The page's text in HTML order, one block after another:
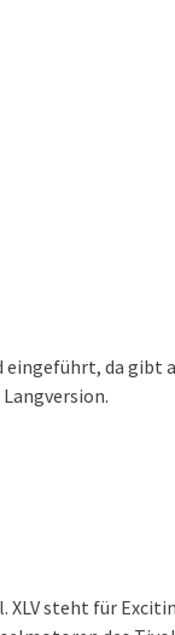
eingeführt, da gibt
XLV steht für